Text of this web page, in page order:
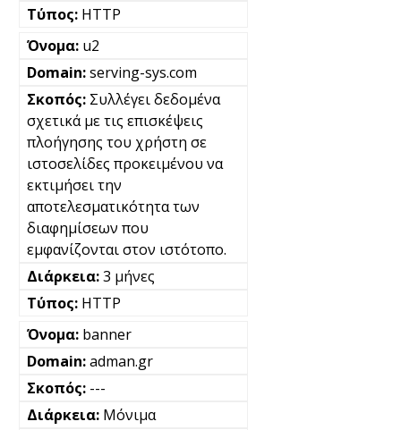
HTTP
u2
serving-sys.com
Συλλέγει δεδομένα
σχετικά με τις επισκέψεις
πλοήγησης του χρήστη σε
ιστοσελίδες προκειμένου να
εκτιμήσει την
αποτελεσματικότητα των
διαφημίσεων που
εμφανίζονται στον ιστότοπο.
3 μήνες
HTTP
banner
adman.gr
---
Μόνιμα